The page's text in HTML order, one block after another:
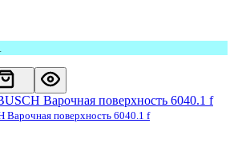
Варочная поверхность 6040.1 f